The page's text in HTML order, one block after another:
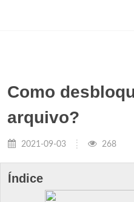
Como
arquivo?
2021-09-03 268
Índice